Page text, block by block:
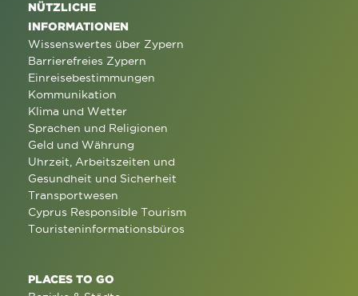
NÜTZLICHE
INFORMATIONEN
Wissenswertes über Zypern
Barrierefreies Zypern
Einreisebestimmungen
Kommunikation
Klima und Wetter
Sprachen und Religionen
Geld und Währung
Uhrzeit, Arbeitszeiten und
Gesundheit und Sicherheit
Transportwesen
Cyprus Responsible Tourism
Touristeninformationsbüros
PLACES TO GO